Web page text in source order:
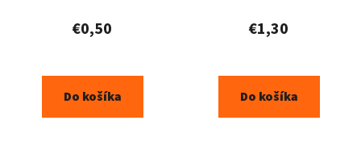
€0,50
Do košíka
€1,30
Do košíka